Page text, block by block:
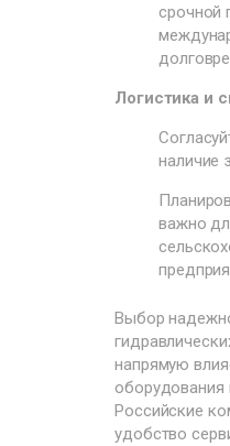
срочной
Логистика и
наличие
важно
Выбор
напрямую
оборудования
Российские
удобство